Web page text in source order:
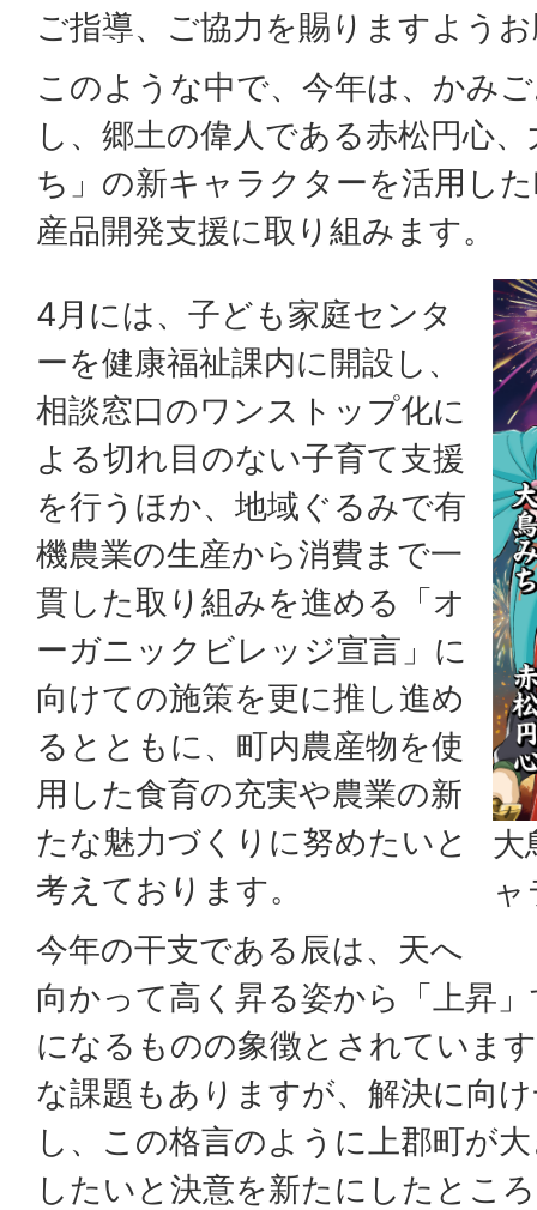
ご指導、ご協力を賜りますよう
このような中で、今年は、かみ
し、郷土の偉人である赤松円心
ち」の新キャラクターを活用し
産品開発支援に取り組みます。
大
4月には、子ども家庭センタ
ーを健康福祉課内に開設し、
相談窓口のワンストップ化に
よる切れ目のない子育て支援
を行うほか、地域ぐるみで有
機農業の生産から消費まで一
貫した取り組みを進める「オ
ーガニックビレッジ宣言」に
向けての施策を更に推し進め
るとともに、町内農産物を使
用した食育の充実や農業の新
たな魅力づくりに努めたいと
考えております。
今年の干支である辰は、天へ
向かって高く昇る姿から「上昇
になるものの象徴とされていま
な課題もありますが、解決に向
し、この格言のように上郡町が
したいと決意を新たにしたとこ